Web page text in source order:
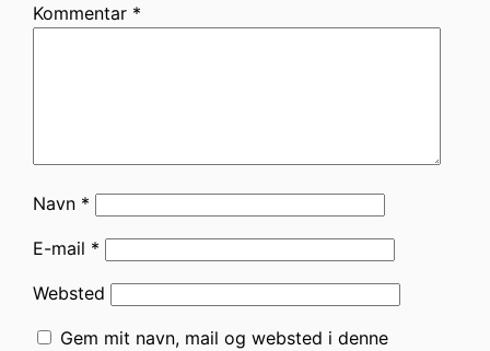
Kommentar *
Navn *
E-mail *
Websted
Gem mit navn, mail og websted i denne